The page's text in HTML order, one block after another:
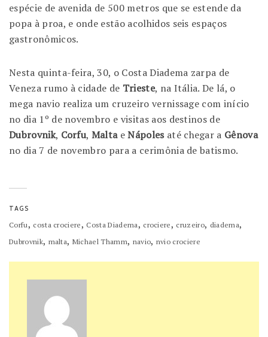
espécie de avenida de 500 metros que se estende da
popa à proa, e onde estão acolhidos seis espaços
gastronômicos.
Nesta quinta-feira, 30, o Costa Diadema zarpa de
Veneza rumo à cidade de Trieste, na Itália. De lá, o
mega navio realiza um cruzeiro vernissage com início
no dia 1º de novembro e visitas aos destinos de
Dubrovnik, Corfu, MaltaeNápolesaté chegar a Gênova
no dia 7 de novembro para a cerimônia de batismo.
TAGS
Corfu, costa crociere, Costa Diadema, crociere, cruzeiro, diadema,
Dubrovnik, malta, Michael Thamm, navio, nvio crociere